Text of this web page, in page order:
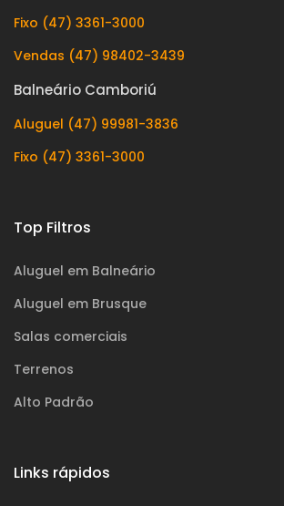
Fixo (47) 3361-3000
Vendas (47) 98402-3439
Balneário Camboriú
Aluguel (47) 99981-3836
Fixo (47) 3361-3000
Top Filtros
Aluguel em Balneário
Aluguel em Brusque
Salas comerciais
Terrenos
Alto Padrão
Links rápidos